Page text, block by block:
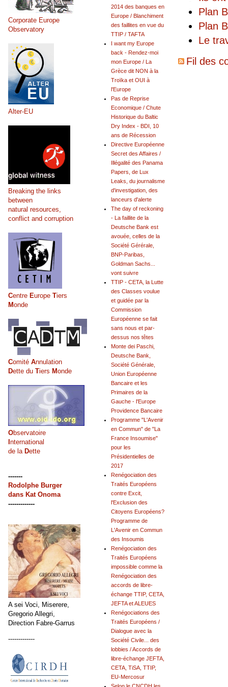
Plan
Plan
Le
Fil des
2014 des banques en
Europe / Blanchiment
des faillites en vue du
TTIP / TAFTA
I want my Europe
back - Rendez-moi
mon Europe / La
Grèce dit NON à la
Troïka et OUI à
l'Europe
Pas de Reprise
Economique / Chute
Historique du Baltic
Dry Index - BDI, 10
ans de Récession
Directive Européenne
Secret des Affaires /
Illégalité des Panama
Papers, de Lux
Leaks, du journalisme
d'investigation, des
lanceurs d'alerte
The day of reckoning
- La faillite de la
Deutsche Bank est
avouée, celles de la
Société Gérérale,
BNP-Paribas,
Goldman Sachs...
vont suivre
TTIP - CETA, la Lutte
des Classes voulue
et guidée par la
Commission
Européenne se fait
sans nous et par-
dessus nos têtes
Monte dei Paschi,
Deutsche Bank,
Société Générale,
Union Européenne
Bancaire et les
Primaires de la
Gauche - l'Europe
Providence Bancaire
Programme "L'Avenir
en Commun" de "La
France Insoumise"
pour les
Présidentielles de
2017
Renégociation des
Traités Européens
contre Excit,
l'Exclusion des
Citoyens Européens?
Programme de
L'Avenir en Commun
des Insoumis
Renégociation des
Traités Européens
impossible comme la
Renégociation des
accords de libre-
échange TTIP, CETA,
JEFTA et ALEUES
Renégociations des
Traités Européens /
Dialogue avec la
Société Civile... des
lobbies / Accords de
libre-échange JEFTA,
CETA, TiSA, TTIP,
EU-Mercosur
Corporate Europe
Observatory
Alter-EU
Breaking the links
between
natural resources,
conflict and corruption
Centre Europe Tiers
Monde
Comité Annulation
Dette du Tiers Monde
Observatoire
International
de la Dette
-------
Rodolphe Burger
dans Kat Onoma
-------------
A sei Voci, Miserere,
Gregorio Allegri,
Direction Fabre-Garrus
-------------